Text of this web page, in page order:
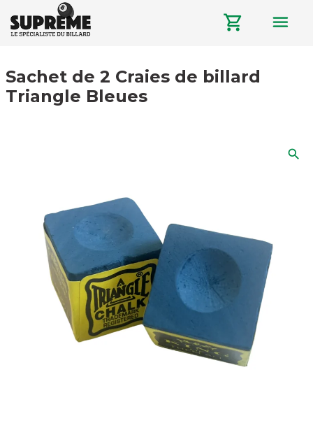
shopping_cart menu
Sachet de 2 Craies de billard
Triangle Bleues
search